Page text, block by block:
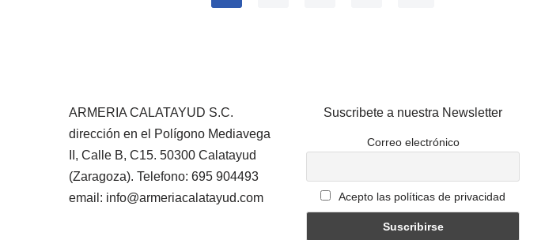
ARMERIA CALATAYUD S.C.
dirección en el Polígono Mediavega
II, Calle B, C15. 50300 Calatayud
(Zaragoza). Telefono: 695 904493
email: info@armeriacalatayud.com
Suscribete a nuestra Newsletter
Correo electrónico
Acepto las políticas de privacidad